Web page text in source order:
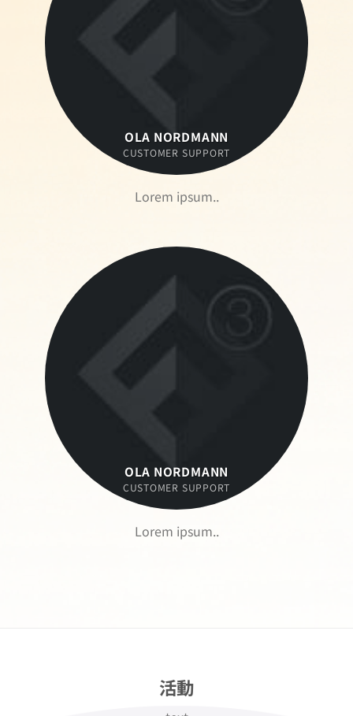
OLA NORDMANN
CUSTOMER SUPPORT
Lorem ipsum..
OLA NORDMANN
CUSTOMER SUPPORT
Lorem ipsum..
活動